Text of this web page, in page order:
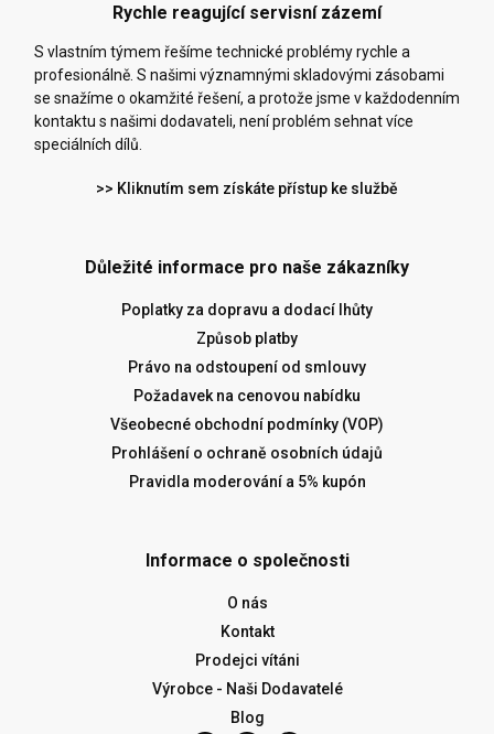
Rychle reagující servisní zázemí
S vlastním týmem řešíme technické problémy rychle a
profesionálně. S našimi významnými skladovými zásobami
se snažíme o okamžité řešení, a protože jsme v každodenním
kontaktu s našimi dodavateli, není problém sehnat více
speciálních dílů.
>> Kliknutím sem získáte přístup ke službě
Důležité informace pro naše zákazníky
Poplatky za dopravu a dodací lhůty
Způsob platby
Právo na odstoupení od smlouvy
Požadavek na cenovou nabídku
Všeobecné obchodní podmínky (VOP)
Prohlášení o ochraně osobních údajů
Pravidla moderování a 5% kupón
Informace o společnosti
O nás
Kontakt
Prodejci vítáni
Výrobce - Naši Dodavatelé
Blog